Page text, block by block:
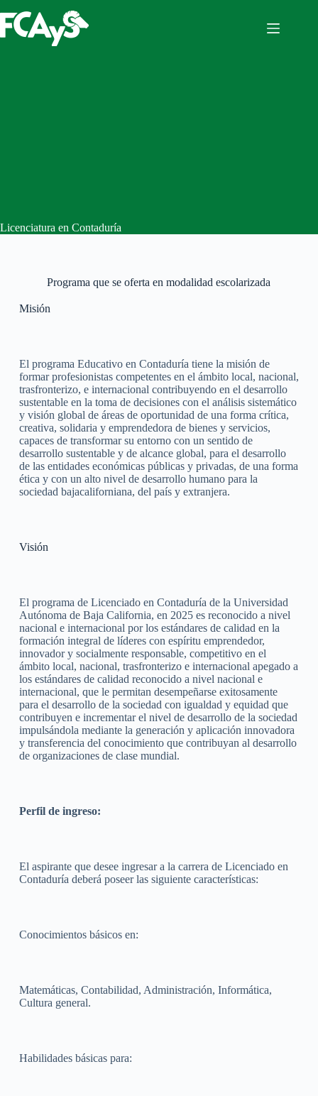
Licenciatura en Contaduría
Programa que se oferta en modalidad escolarizada
Misión
El programa Educativo en Contaduría tiene la misión de
formar profesionistas competentes en el ámbito local, nacional,
trasfronterizo, e internacional contribuyendo en el desarrollo
sustentable en la toma de decisiones con el análisis sistemático
y visión global de áreas de oportunidad de una forma crítica,
creativa, solidaria y emprendedora de bienes y servicios,
capaces de transformar su entorno con un sentido de
desarrollo sustentable y de alcance global, para el desarrollo
de las entidades económicas públicas y privadas, de una forma
ética y con un alto nivel de desarrollo humano para la
sociedad bajacaliforniana, del país y extranjera.
Visión
El programa de Licenciado en Contaduría de la Universidad
Autónoma de Baja California, en 2025 es reconocido a nivel
nacional e internacional por los estándares de calidad en la
formación integral de líderes con espíritu emprendedor,
innovador y socialmente responsable, competitivo en el
ámbito local, nacional, trasfronterizo e internacional apegado a
los estándares de calidad reconocido a nivel nacional e
internacional, que le permitan desempeñarse exitosamente
para el desarrollo de la sociedad con igualdad y equidad que
contribuyen e incrementar el nivel de desarrollo de la sociedad
impulsándola mediante la generación y aplicación innovadora
y transferencia del conocimiento que contribuyan al desarrollo
de organizaciones de clase mundial.
Perfil de ingreso:
El aspirante que desee ingresar a la carrera de Licenciado en
Contaduría deberá poseer las siguiente características:
Conocimientos básicos en:
Matemáticas, Contabilidad, Administración, Informática,
Cultura general.
Habilidades básicas para: